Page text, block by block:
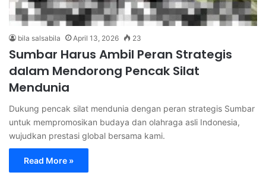
bila salsabila April 13, 2026 23
Sumbar Harus Ambil Peran Strategis
dalam Mendorong Pencak Silat
Mendunia
Dukung pencak silat mendunia dengan peran strategis Sumbar
untuk mempromosikan budaya dan olahraga asli Indonesia,
wujudkan prestasi global bersama kami.
Read More »